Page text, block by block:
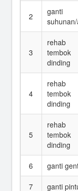
2
ganti
3
rehab
tembok
dinding
4
rehab
tembok
dinding
5
rehab
tembok
dinding
6 ganti
7 ganti